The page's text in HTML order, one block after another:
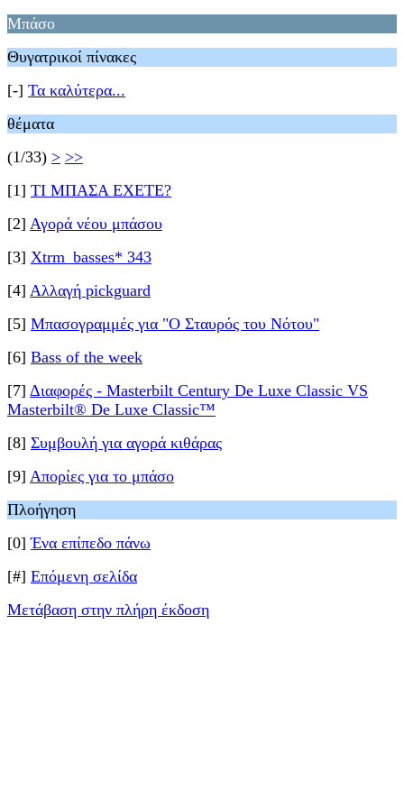
Μπάσο
Θυγατρικοί πίνακες
[-] Τα καλύτερα...
θέματα
(1/33) > >>
[1] ΤΙ ΜΠΑΣΑ ΕΧΕΤΕ?
[2] Αγορά νέου μπάσου
[3] Xtrm_basses* 343
[4] Αλλαγή pickguard
[5] Μπασογραμμές για "Ο Σταυρός του Νότου"
[6] Bass of the week
[7] Διαφορές - Masterbilt Century De Luxe Classic VS
Masterbilt® De Luxe Classic™
[8] Συμβουλή για αγορά κιθάρας
[9] Απορίες για το μπάσο
Πλοήγηση
[0]Ένα επίπεδο πάνω
[#] Επόμενη σελίδα
Μετάβαση στην πλήρη έκδοση